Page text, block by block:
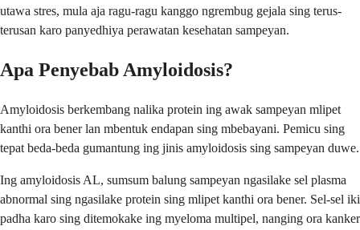
utawa stres, mula aja ragu-ragu kanggo ngrembug gejala sing terus-
terusan karo panyedhiya perawatan kesehatan sampeyan.
Apa Penyebab Amyloidosis?
Amyloidosis berkembang nalika protein ing awak sampeyan mlipet
kanthi ora bener lan mbentuk endapan sing mbebayani. Pemicu sing
tepat beda-beda gumantung ing jinis amyloidosis sing sampeyan duwe.
Ing amyloidosis AL, sumsum balung sampeyan ngasilake sel plasma
abnormal sing ngasilake protein sing mlipet kanthi ora bener. Sel-sel iki
padha karo sing ditemokake ing myeloma multipel, nanging ora kanker